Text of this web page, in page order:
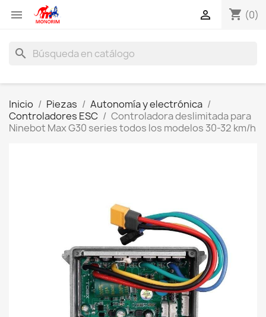
 shopping_cart (0)

search
Inicio Piezas
Autonomía y electrónica
Controladores ESC
Controladora deslimitada para
Ninebot Max G30 series todos los modelos 30-32 km/h